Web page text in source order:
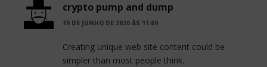
crypto pump and dump
19 DE JUNHO DE 2020 ÀS 11:09
Creating unique web site content could be
simpler than most people think.